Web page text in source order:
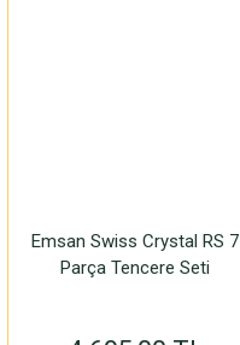
Emsan Swiss Crystal RS 7
Parça Tencere Seti